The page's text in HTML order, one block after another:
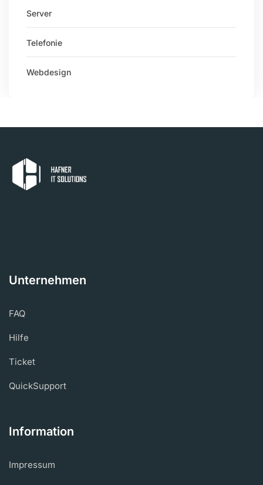
Server
Telefonie
Webdesign
Unternehmen
FAQ
Hilfe
Ticket
QuickSupport
Information
Impressum